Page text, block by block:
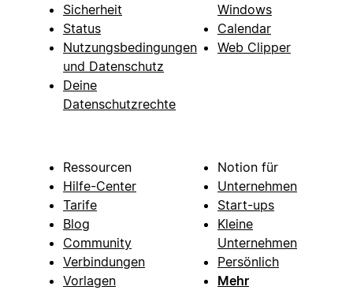
Sicherheit
Status
Nutzungsbedingungen
und Datenschutz
Deine
Datenschutzrechte
Windows
Calendar
Web Clipper
Ressourcen
Hilfe-Center
Tarife
Blog
Community
Verbindungen
Vorlagen
Notion für
Unternehmen
Start-ups
Kleine
Unternehmen
Persönlich
Mehr